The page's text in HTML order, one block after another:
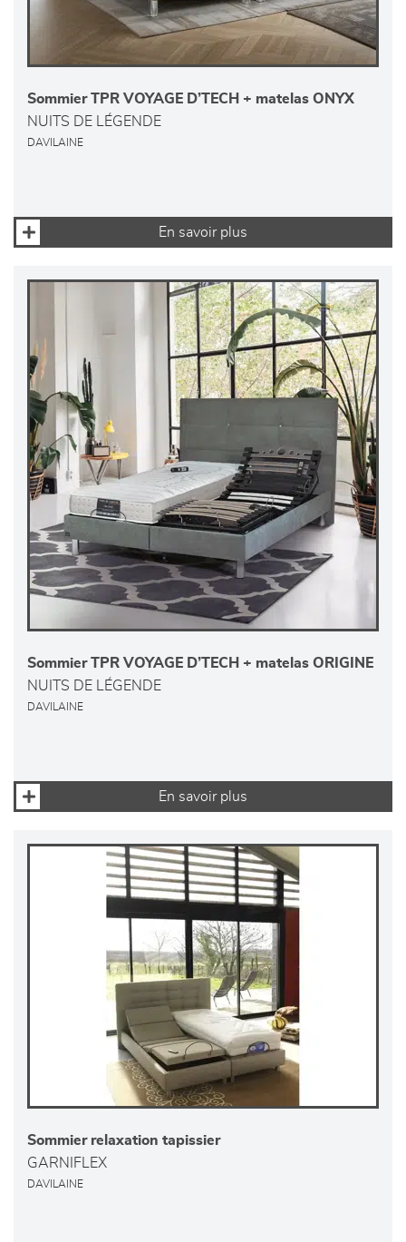
Sommier TPR VOYAGE D’TECH + matelas ONYX
NUITS DE LÉGENDE
DAVILAINE
En savoir plus
Sommier TPR VOYAGE D’TECH + matelas ORIGINE
NUITS DE LÉGENDE
DAVILAINE
En savoir plus
Sommier relaxation tapissier
GARNIFLEX
DAVILAINE